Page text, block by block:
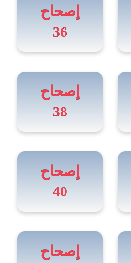
إصحاح
36
إصحاح
38
إصحاح
40
إصحاح